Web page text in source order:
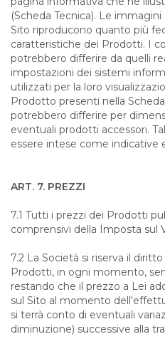
(Scheda Tecnica). Le
Sito riproducono quanto più
caratteristiche dei Prodotti. I
potrebbero differire da quelli
impostazioni dei sistemi
utilizzati per la loro
Prodotto presenti nella
potrebbero differire per
eventuali prodotti accessori.
essere intese come indicative
ART. 7. PREZZI
7.1 Tutti i prezzi dei Prodotti
comprensivi della Imposta sul
7.2 La Società si riserva il
Prodotti, in ogni momento,
restando che il prezzo a Lei
sul Sito al momento
si terrà conto di eventuali
diminuzione) successive alla